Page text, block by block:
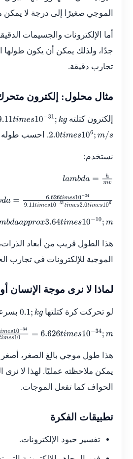
الموجي صغيرًا إلى درجة لا يمكن
أما الإلكترونات والجسيمات
جدًا، ولذلك يمكن أن يكون
تجارب دقيقة.
مثال محلول: إلكترون
إلكترون كتلته times10− 31; kg
2.0times106;m/s . احسب طوله
نستخدم:
lambda=hmv
da=6.626times10−349.11times1
ime es 10
bdaapprox3.64times10− 10;m
هذا الطول قريب من أبعاد
الموجية للإلكترونات في تجارب
لماذا لا نرى موجة الإنسان
لو تحركت كرة كتلتها 0.1; kg
es10−340.1times10=6.626time
هذا طول موجي بالغ الصغر،
يمكن ملاحظته عمليًا. لهذا لا نرى
الحواف كما تفعل الموجات.
تطبيقات الفكرة
تفسير حيود الإلكترونات.